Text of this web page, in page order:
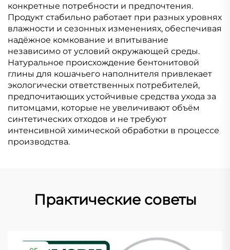
конкретные потребности и предпочтения.
Продукт стабильно работает при разных уровнях
влажности и сезонных изменениях, обеспечивая
надёжное комкование и впитывание
независимо от условий окружающей среды.
Натуральное происхождение бентонитовой
глины для кошачьего наполнителя привлекает
экологически ответственных потребителей,
предпочитающих устойчивые средства ухода за
питомцами, которые не увеличивают объём
синтетических отходов и не требуют
интенсивной химической обработки в процессе
производства.
Практические советы